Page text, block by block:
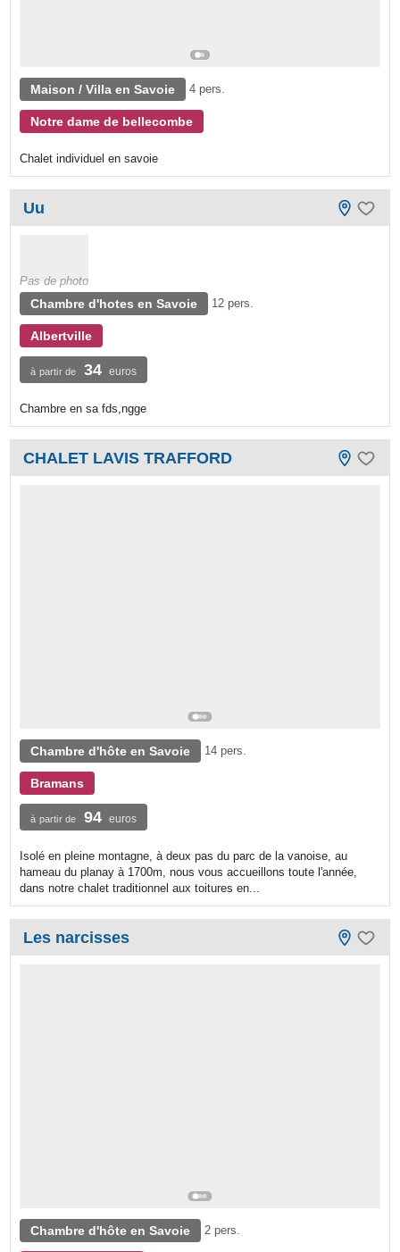
Maison / Villa en Savoie 4 pers.
Notre dame de bellecombe
Chalet individuel en savoie
Uu
Pas de photo
Chambre d'hotes en Savoie 12 pers.
Albertville
à partir de 34 euros
Chambre en sa fds,ngge
CHALET LAVIS TRAFFORD
Chambre d'hôte en Savoie 14 pers.
Bramans
à partir de 94 euros
Isolé en pleine montagne, à deux pas du parc de la vanoise, au
hameau du planay à 1700m, nous vous accueillons toute l'année,
dans notre chalet traditionnel aux toitures en...
Les narcisses
Chambre d'hôte en Savoie 2 pers.